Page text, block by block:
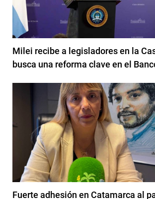
Milei recibe a legisladores en la
busca una reforma clave en el
Fuerte adhesión en Catamarca al